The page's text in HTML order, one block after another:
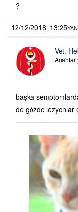
?
12/12/2018: 13:25
Vet.
Anahtar
başka
de gözde lezyonlar